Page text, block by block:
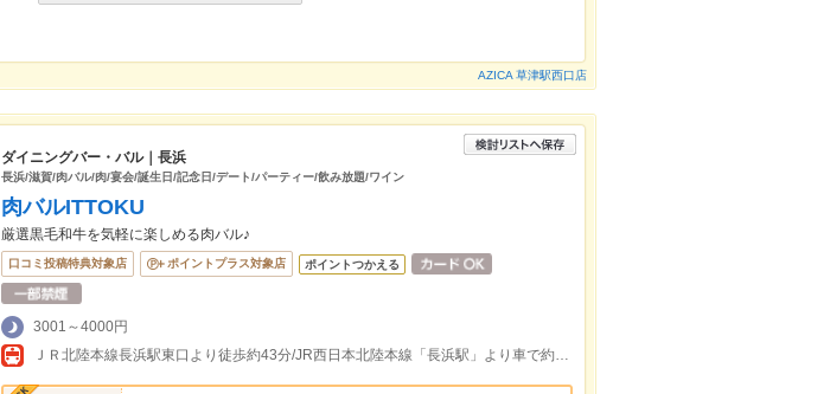
AZICA 草津駅西口店
ダイニングバー・バル｜長浜
長浜/滋賀/肉バル/肉/宴会/誕生日/記念日/デート/パーティー/飲み放題/ワイン
肉バルITTOKU
厳選黒毛和牛を気軽に楽しめる肉バル♪
口コミ投稿特典対象店 ポイントプラス対象店 ポイントつかえる
3001～4000円
ＪＲ北陸本線長浜駅東口より徒歩約43分/JR西日本北陸本線「長浜駅」より車で約6分、長浜I.C.から車で約5分